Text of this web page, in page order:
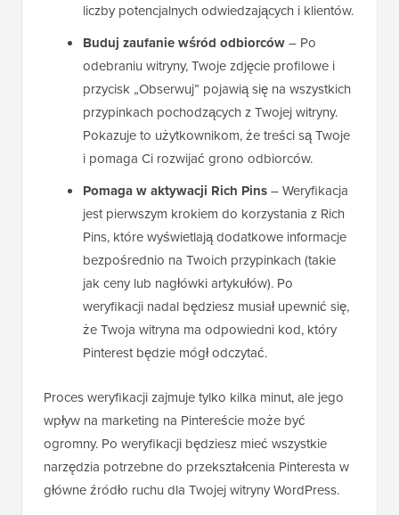
liczby potencjalnych odwiedzających i klientów.
Buduj zaufanie wśród odbiorców– Po
odebraniu witryny, Twoje zdjęcie profilowe i
przycisk „Obserwuj” pojawią się na wszystkich
przypinkach pochodzących z Twojej witryny.
Pokazuje to użytkownikom, że treści są Twoje
i pomaga Ci rozwijać grono odbiorców.
Pomaga w aktywacji Rich Pins– Weryfikacja
jest pierwszym krokiem do korzystania z Rich
Pins, które wyświetlają dodatkowe informacje
bezpośrednio na Twoich przypinkach (takie
jak ceny lub nagłówki artykułów). Po
weryfikacji nadal będziesz musiał upewnić się,
że Twoja witryna ma odpowiedni kod, który
Pinterest będzie mógł odczytać.
Proces weryfikacji zajmuje tylko kilka minut, ale jego
wpływ na marketing na Pintereście może być
ogromny. Po weryfikacji będziesz mieć wszystkie
narzędzia potrzebne do przekształcenia Pinteresta w
główne źródło ruchu dla Twojej witryny WordPress.